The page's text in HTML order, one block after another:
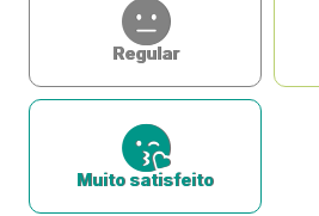
Regular
Muito satisfeito